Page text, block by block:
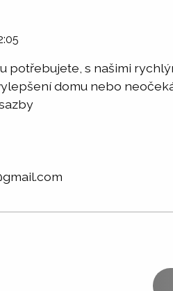
potřebujete, s našimi
domu nebo